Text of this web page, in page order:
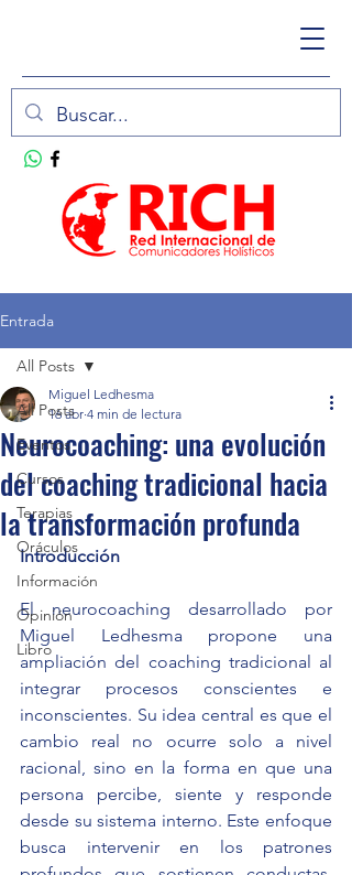
Entrada
All Posts
Eventos
Cursos
Terapias
Oráculos
Información
Opinión
Libro
All Posts
Neurocoaching: una evolución
del coaching tradicional hacia
la transformación profunda
Miguel Ledhesma
16 abr 4 min de lectura
Introducción
El neurocoaching desarrollado por
Miguel Ledhesma propone una
ampliación del coaching tradicional al
integrar procesos conscientes e
inconscientes. Su idea central es que el
cambio real no ocurre solo a nivel
racional, sino en la forma en que una
persona percibe, siente y responde
desde su sistema interno. Este enfoque
busca intervenir en los patrones